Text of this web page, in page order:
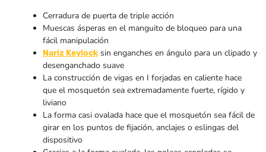
Cerradura de puerta de triple acción
Muescas ásperas en el manguito de bloqueo para una
fácil manipulación
Nariz Keylock sin enganches en ángulo para un clipado y
desenganchado suave
La construcción de vigas en I forjadas en caliente hace
que el mosquetón sea extremadamente fuerte, rígido y
liviano
La forma casi ovalada hace que el mosquetón sea fácil de
girar en los puntos de fijación, anclajes o eslingas del
dispositivo